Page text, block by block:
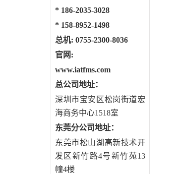
* 186-2035-3028
* 158-8952-1498
总机: 0755-2300-8036
官网:
www.iatfms.com
总公司地址：
深圳市宝安区松岗街道宏
海商务中心1518室
东莞分公司地址：
东莞市松山湖高新技术开
发区新竹路4号新竹苑13
幢4楼